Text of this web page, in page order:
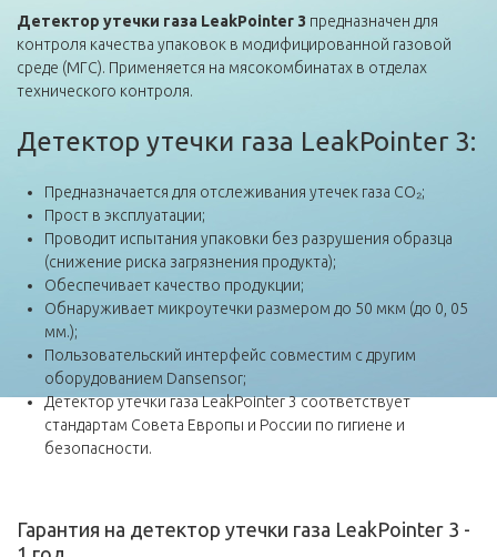
Детектор утечки газа LeakPointer 3 предназначен для
контроля качества упаковок в модифицированной газовой
среде (МГС). Применяется на мясокомбинатах в отделах
технического контроля.
Детектор утечки газа LeakPointer 3:
Предназначается для отслеживания утечек газа CO₂;
Прост в эксплуатации;
Проводит испытания упаковки без разрушения образца
(снижение риска загрязнения продукта);
Обеспечивает качество продукции;
Обнаруживает микроутечки размером до 50 мкм (до 0, 05
мм.);
Пользовательский интерфейс совместим с другим
оборудованием Dansensor;
Детектор утечки газа LeakPointer 3 соответствует
стандартам Совета Европы и России по гигиене и
безопасности.
Гарантия на детектор утечки газа LeakPointer 3 -